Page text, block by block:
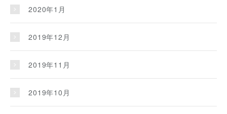
2020年1月
2019年12月
2019年11月
2019年10月